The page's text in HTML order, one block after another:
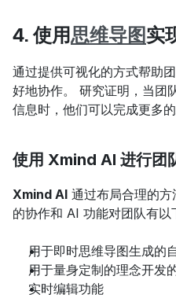
4. 使用 思维导图 实
通过提供可视化的方式帮助
好地协作。 研究证明，当团
信息时，他们可以完成更多的
使用 Xmind AI 进行团
Xmind AI 通过布局合理的
的协作和 AI 功能对团队有以
用于即时思维导图生成的
用于量身定制的理念开发
实时编辑功能